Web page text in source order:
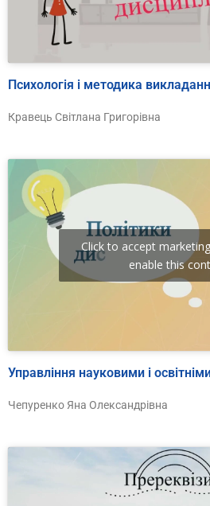
Психологія і методика
Кравець Світлана Григорівна
Click to accept
enable this
Управління науковими і
Чепуренко Яна Олександрівна